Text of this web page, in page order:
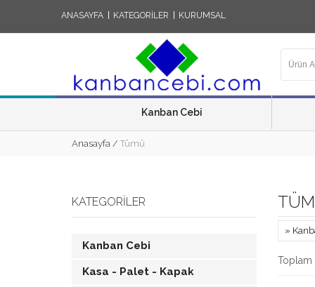
ANASAYFA KATEGORİLER KURUMSAL
Kanban Cebi
Anasayfa / Tümü
KATEGORILER
Kanban Cebi
Kasa - Palet - Kapak
»
Toplam